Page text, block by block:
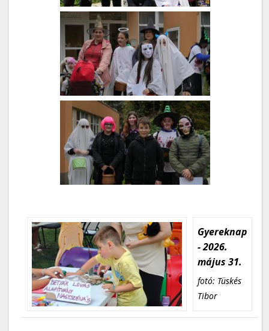
Gyereknap
- 2026.
május 31.
fotó: Tüskés
Tibor